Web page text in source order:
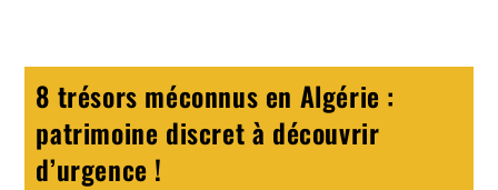
8 trésors méconnus en Algérie :
patrimoine discret à découvrir
d’urgence !